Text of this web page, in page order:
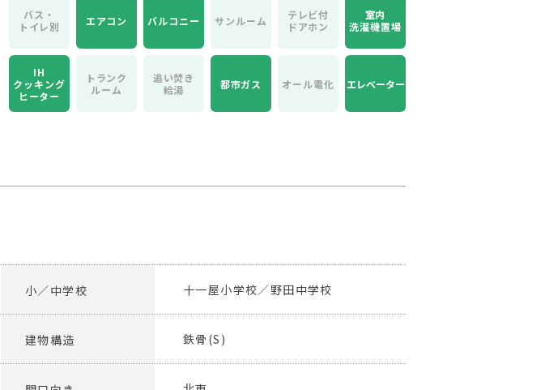
バス・
トイレ別
エアコン バルコニー サンルーム
テレビ付
ドアホン
室内
洗濯機置場
IH
クッキング
ヒーター
トランク
ルーム
追い焚き
給湯
都市ガス オール電化 エレベーター
小／中学校 十一屋小学校／野田中学校
建物構造 鉄骨(S)